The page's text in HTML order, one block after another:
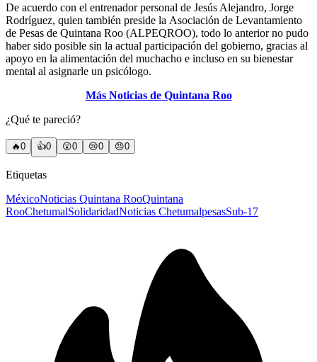
De acuerdo con el entrenador personal de Jesús Alejandro, Jorge
Rodríguez, quien también preside la Asociación de Levantamiento
de Pesas de Quintana Roo (ALPEQROO), todo lo anterior no pudo
haber sido posible sin la actual participación del gobierno, gracias al
apoyo en la alimentación del muchacho e incluso en su bienestar
mental al asignarle un psicólogo.
Más Noticias de Quintana Roo
¿Qué te pareció?
🔥0 👍0 😲0 😢0 😠0
Etiquetas
MéxicoNoticias Quintana RooQuintana
RooChetumalSolidaridadNoticias ChetumalpesasSub-17